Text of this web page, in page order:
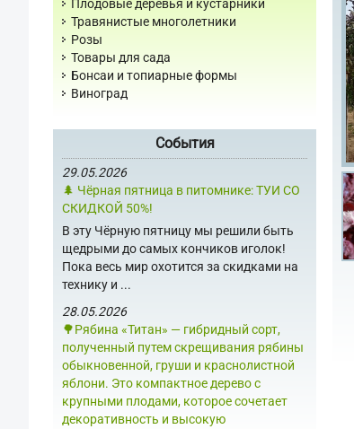
Плодовые деревья и кустарники
Травянистые многолетники
Розы
Товары для сада
Бонсаи и топиарные формы
Виноград
События
29.05.2026
🌲 Чёрная пятница в питомнике: ТУИ СО
СКИДКОЙ 50%!
В эту Чёрную пятницу мы решили быть
щедрыми до самых кончиков иголок!
Пока весь мир охотится за скидками на
технику и ...
28.05.2026
🌳Рябина «Титан» — гибридный сорт,
полученный путем скрещивания рябины
обыкновенной, груши и краснолистной
яблони. Это компактное дерево с
крупными плодами, которое сочетает
декоративность и высокую